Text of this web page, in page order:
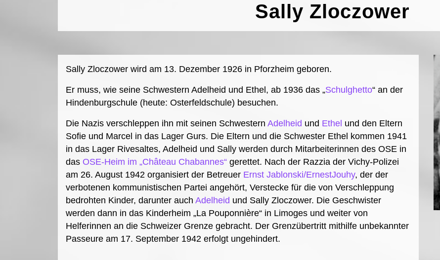
Sally Zloczower
Sally Zloczower wird am 13. Dezember 1926 in Pforzheim geboren.
Er muss, wie seine Schwestern Adelheid und Ethel, ab 1936 das „Schulghetto“ an der
Hindenburgschule (heute: Osterfeldschule) besuchen.
Die Nazis verschleppen ihn mit seinen Schwestern Adelheid und Ethel und den Eltern
Sofie und Marcel in das Lager Gurs. Die Eltern und die Schwester Ethel kommen 1941
in das Lager Rivesaltes, Adelheid und Sally werden durch Mitarbeiterinnen des OSE in
das OSE-Heim im „Château Chabannes“ gerettet. Nach der Razzia der Vichy-Polizei
am 26. August 1942 organisiert der Betreuer Ernst Jablonski/ErnestJouhy, der der
verbotenen kommunistischen Partei angehört, Verstecke für die von Verschleppung
bedrohten Kinder, darunter auch Adelheid und Sally Zloczower. Die Geschwister
werden dann in das Kinderheim „La Pouponnière“ in Limoges und weiter von
Helferinnen an die Schweizer Grenze gebracht. Der Grenzübertritt mithilfe unbekannter
Passeure am 17. September 1942 erfolgt ungehindert.